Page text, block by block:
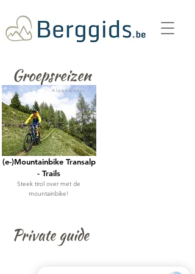
Groepsreizen
Alpencross!
(e-)Mountainbike Transalp
- Trails
Steek tirol over met de
mountainbike!
Private guide